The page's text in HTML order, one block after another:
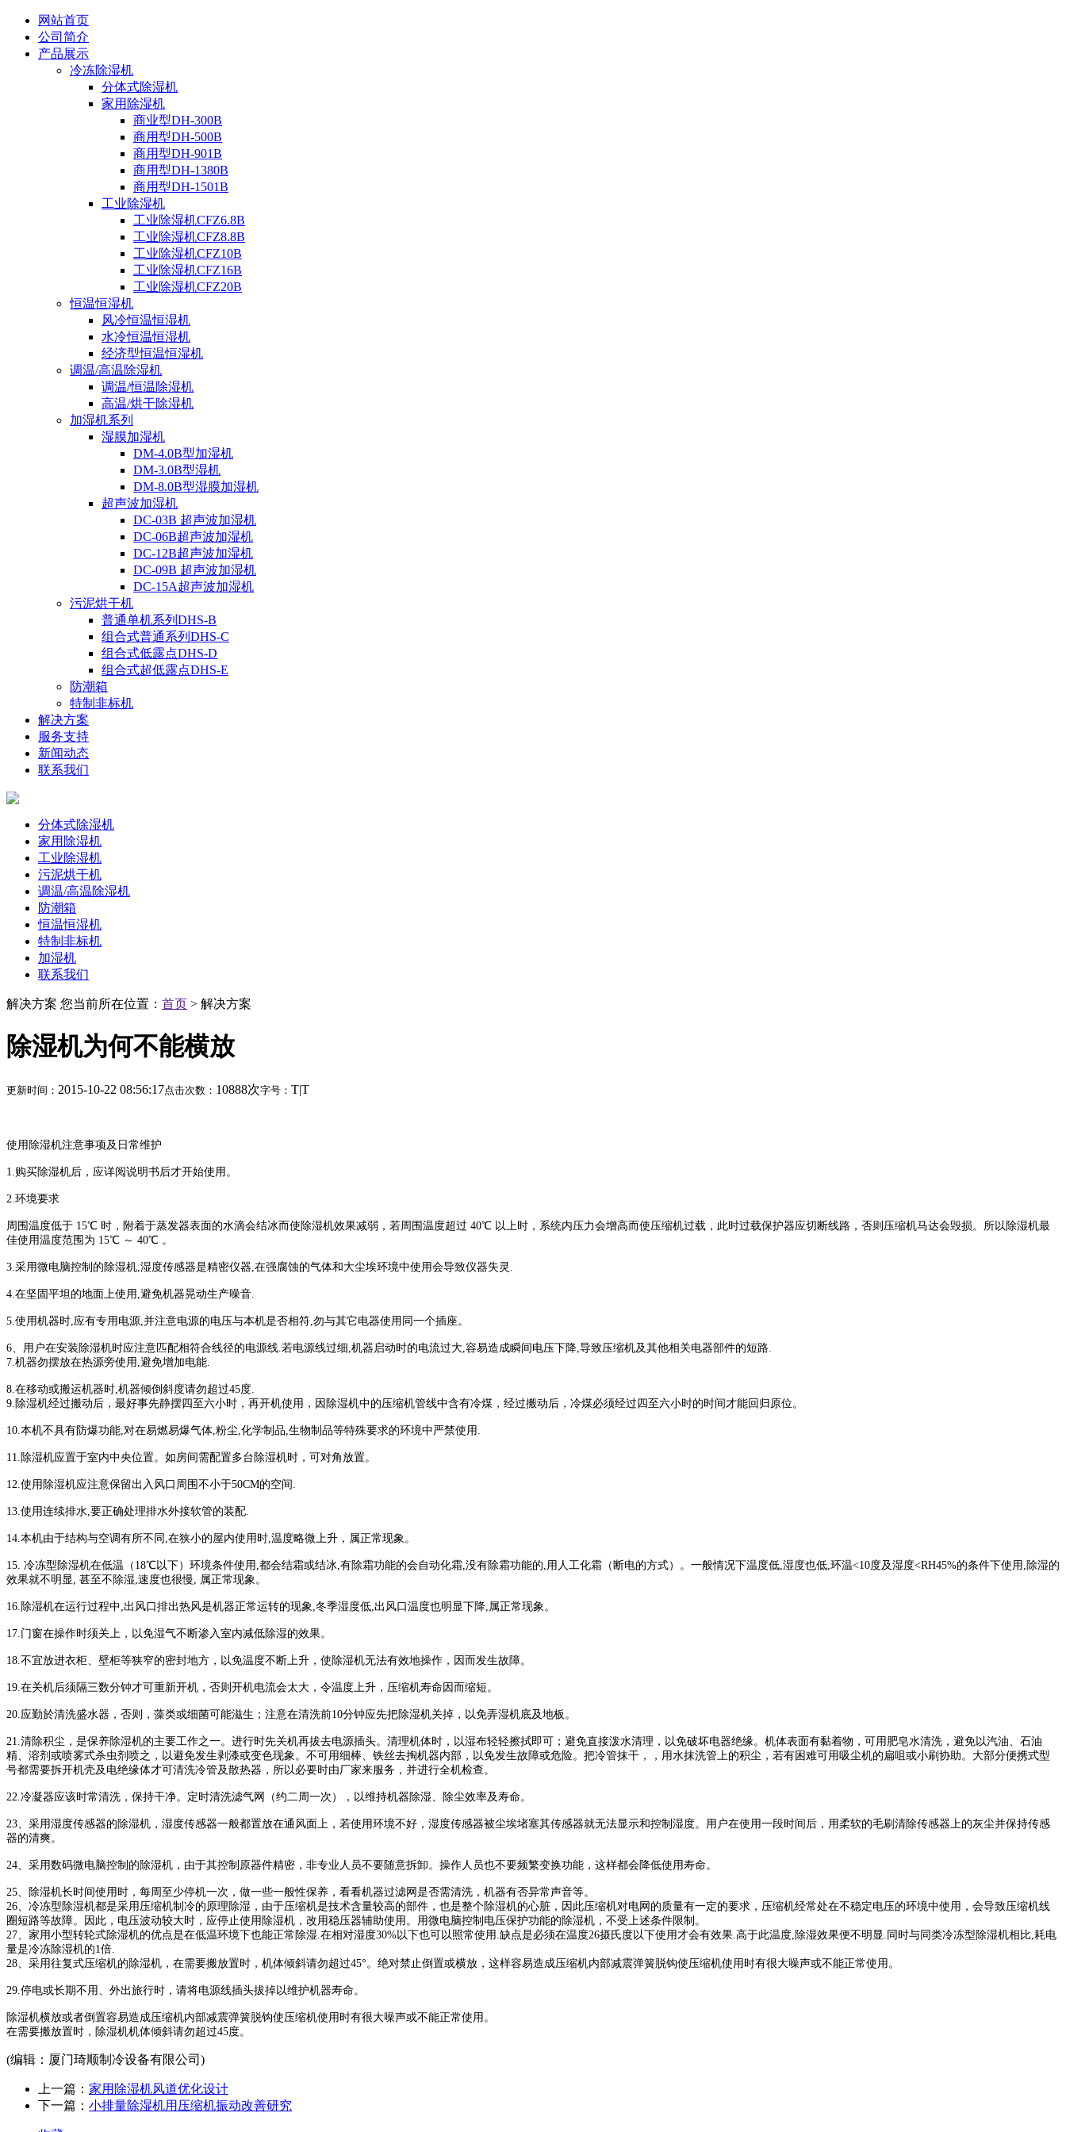
网站首页
公司简介
产品展示
冷冻除湿机
分体式除湿机
家用除湿机
商业型DH-300B
商用型DH-500B
商用型DH-901B
商用型DH-1380B
商用型DH-1501B
工业除湿机
工业除湿机CFZ6.8B
工业除湿机CFZ8.8B
工业除湿机CFZ10B
工业除湿机CFZ16B
工业除湿机CFZ20B
恒温恒湿机
风冷恒温恒湿机
水冷恒温恒湿机
经济型恒温恒湿机
调温/高温除湿机
调温/恒温除湿机
高温/烘干除湿机
加湿机系列
湿膜加湿机
DM-4.0B型加湿机
DM-3.0B型湿机
DM-8.0B型湿膜加湿机
超声波加湿机
DC-03B 超声波加湿机
DC-06B超声波加湿机
DC-12B超声波加湿机
DC-09B 超声波加湿机
DC-15A超声波加湿机
污泥烘干机
普通单机系列DHS-B
组合式普通系列DHS-C
组合式低露点DHS-D
组合式超低露点DHS-E
防潮箱
特制非标机
解决方案
服务支持
新闻动态
联系我们
分体式除湿机
家用除湿机
工业除湿机
污泥烘干机
调温/高温除湿机
防潮箱
恒温恒湿机
特制非标机
加湿机
联系我们
解决方案 您当前所在位置： 首页 > 解决方案
除湿机为何不能横放
更新时间： 2015-10-22 08:56:17点击次数： 10888次字号： T|T
使用除湿机注意事项及日常维护
1. 购买除湿机后，应详阅说明书后才开始使用。
2. 环境要求
周围温度低于 15℃ 时，附着于蒸发器表面的水滴会结冰而使除湿机效果减弱，若周围温度超过 40℃ 以上时，系统内压力会增高而使压缩机过载，此时过载保护器应切断线路，否则压缩机马达会毁损。所以除湿机最
佳使用温度范围为 15℃ ～ 40℃ 。
3. 采用微电脑控制的除湿机 湿度传感器是精密仪器 在强腐蚀的气体和大尘埃环境中使用会导致仪器失灵
4. 在坚固平坦的地面上使用 避免机器晃动生产噪音
5. 使用机器时 应有专用电源 并注意电源的电压与本机是否相符 勿与其它电器使用同一个插座。
6 、用户在安装除湿机时应注意匹配相符合线径的电源线 若电源线过细 机器启动时的电流过大 容易造成瞬间电压下降 导致压缩机及其他相关电器部件的短路
7. 机器勿摆放在热源旁使用 避免增加电能
8. 在移动或搬运机器时 机器倾倒斜度请勿超过45度
9. 除湿机经过搬动后，最好事先静摆四至六小时，再开机使用，因除湿机中的压缩机管线中含有冷煤，经过搬动后，冷煤必须经过四至六小时的时间才能回归原位。
10. 本机不具有防爆功能 对在易燃易爆气体 粉尘 化学制品 生物制品等特殊要求的环境中严禁使用
11. 除湿机应置于室内中央位置。如房间需配置多台除湿机时，可对角放置。
12. 使用除湿机应注意保留出入风口周围不小于50CM的空间
13. 使用连续排水 要正确处理排水外接软管的装配
14. 本机由于结构与空调有所不同 在狭小的屋内使用时 温度略微上升，属正常现象。
15. 冷冻型除湿机在低温（ 18℃以下）环境条件使用 都会结霜或结冰 有除霜功能的会自动化霜 没有除霜功能的 用人工化霜（断电的方式）。一般情况下温度低 湿度也低 环温<10度及湿度<RH45%的条件下使用 除湿的
效果就不明显
甚至不除湿 速度也很慢 属正常现象。
16. 除湿机在运行过程中 出风口排出热风是机器正常运转的现象 冬季湿度低 出风口温度也明显下降 属正常现象。
17. 门窗在操作时须关上，以免湿气不断渗入室内减低除湿的效果。
18. 不宜放进衣柜、壁柜等狭窄的密封地方，以免温度不断上升，使除湿机无法有效地操作，因而发生故障。
19. 在关机后须隔三数分钟才可重新开机，否则开机电流会太大，令温度上升，压缩机寿命因而缩短。
20. 应勤於清洗盛水器，否则，藻类或细菌可能滋生；注意在清洗前10分钟应先把除湿机关掉，以免弄湿机底及地板。
21. 清除积尘，是保养除湿机的主要工作之一。进行时先关机再拔去电源插头。清理机体时，以湿布轻轻擦拭即可；避免直接泼水清理，以免破坏电器绝缘。机体表面有黏着物，可用肥皂水清洗，避免以汽油、石油
精、溶剂或喷雾式杀虫剂喷之，以避免发生剥漆或变色现象。不可用细棒、铁丝去掏机器内部，以免发生故障或危险。把冷管抹干，，用水抹洗管上的积尘，若有困难可用吸尘机的扁咀或小刷协助。大部分便携式型
号都需要拆开机壳及电绝缘体才可清洗冷管及散热器，所以必要时由厂家来服务，并进行全机检查。
22. 冷凝器应该时常清洗，保持干净。定时清洗滤气网（约二周一次），以维持机器除湿、除尘效率及寿命。
23 、采用湿度传感器的除湿机， 湿度传感器一般都置放在通风面上，若使用环境不好，湿度传感器被尘埃堵塞其传感器就无法显示和控制湿度。用户在使用一段时间后，用柔软的毛刷清除传感器上的灰尘并保持传感
器的清爽。
24 、采用数码微电脑控制的除湿机，由于其控制原器件精密，非专业人员不要随意拆卸。操作人员也不要频繁变换功能，这样都会降低使用寿命。
25 、除湿机长时间使用时，每周至少停机一次，做一些一般性保养，看看机器过滤网是否需清洗，机器有否异常声音等。
26 、冷冻型除湿机都是采用压缩机制冷的原理除湿，由于压缩机是技术含量较高的部件，也是整个除湿机的心脏，因此压缩机对电网的质量有一定的要求，压缩机经常处在不稳定电压的环境中使用，会导致压缩机线
圈短路等故障。因此，电压波动较大时，应停止使用除湿机，改用稳压器辅助使用。用微电脑控制电压保护功能的除湿机，不受上述条件限制。
27 、家用小型转轮式除湿机的优点是在低温环境下也能正常除湿 在相对湿度30%以下也可以照常使用 缺点是必须在温度26摄氏度以下使用才会有效果 高于此温度 除湿效果便不明显 同时与同类冷冻型除湿机相比 耗电
量是冷冻除湿机的1 倍
28 、采用往复式压缩机的除湿机，在需要搬放置时，机体倾斜请勿超过45° 。绝对禁止倒置或横放，这样容易造成压缩机内部减震弹簧脱钩使压缩机使用时有很大噪声或不能正常使用。
29. 停电或长期不用、外出旅行时，请将电源线插头拔掉以维护机器寿命。
除湿机横放或者倒置容易造成压缩机内部减震弹簧脱钩使压缩机使用时有很大噪声或不能正常使用。
在需要搬放置时，除湿机机体倾斜请勿超过45度。
(编辑：厦门琦顺制冷设备有限公司)
上一篇： 家用除湿机风道优化设计
下一篇： 小排量除湿机用压缩机振动改善研究